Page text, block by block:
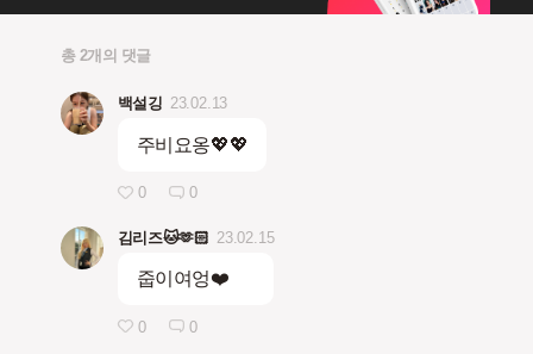
총 2개의 댓글
백설깅 23.02.13
주비요옹💖💖
0 0
김리즈🐱🫶🏻 23.02.15
줍이여엉❤️
0 0